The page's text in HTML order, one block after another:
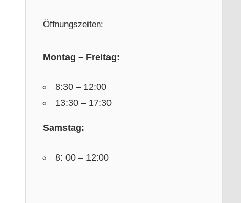
Öffnungszeiten:
Montag – Freitag:
8:30 – 12:00
13:30 – 17:30
Samstag:
8: 00 – 12:00